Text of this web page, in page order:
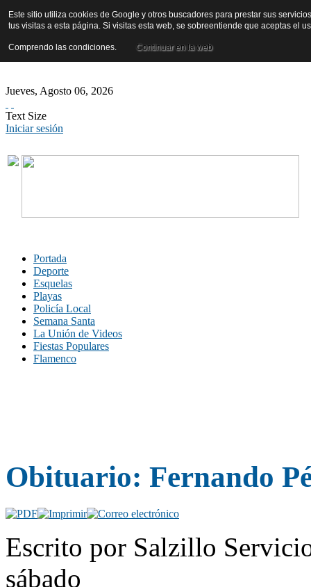
Jueves, Agosto 06, 2026
Text Size
Iniciar sesión
Portada
Deporte
Esquelas
Playas
Policía Local
Semana Santa
La Unión de Videos
Fiestas Populares
Flamenco
Obituario: Fernando
Escrito por Salzillo
sábado
Este sitio utiliza cookies de Google y otros buscadores para prestar sus
tus visitas a esta página. Si visitas esta web, se sobreentiende que aceptas el
Comprendo las condiciones. Continuar en la web